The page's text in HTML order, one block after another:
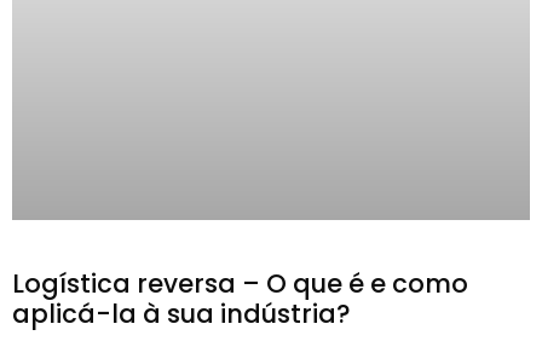
Logística reversa – O que é e como
aplicá-la à sua indústria?